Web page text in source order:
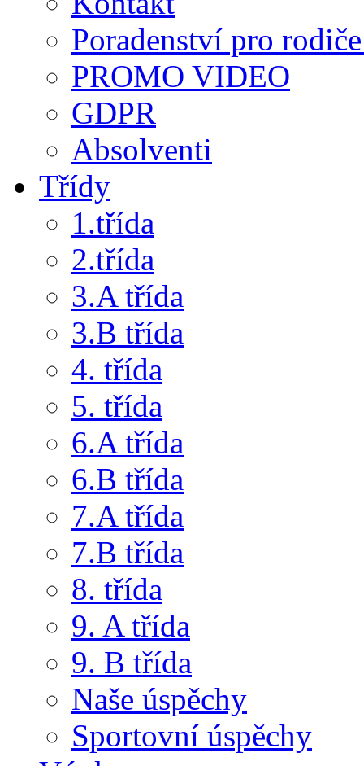
Poradenství pro
PROMO VIDEO
GDPR
Absolventi
Třídy
1.třída
2.třída
3.A třída
3.B třída
4. třída
5. třída
6.A třída
6.B třída
7.A třída
7.B třída
8. třída
9. A třída
9. B třída
Naše úspěchy
Sportovní úspěchy